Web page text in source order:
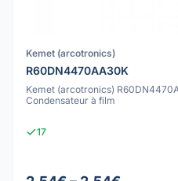
Kemet (arcotronics)
R60DN4470AA30K
Kemet (arcotronics)
Condensateur à film
17